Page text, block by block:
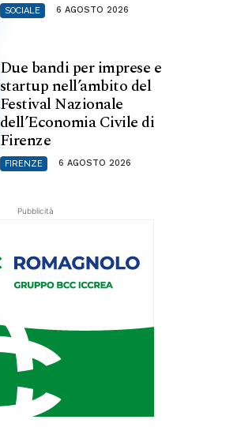
SOCIALE 6 AGOSTO 2026
Due bandi per imprese e
startup nell’ambito del
Festival Nazionale
dell’Economia Civile di
Firenze
FIRENZE 6 AGOSTO 2026
Pubblicità